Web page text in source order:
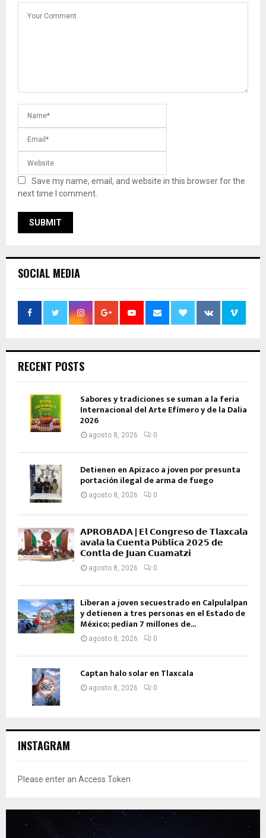
Save my name, email, and website in this browser for the
next time I comment.
SOCIAL MEDIA
RECENT POSTS
Sabores y tradiciones se suman a la feria
Internacional del Arte Efímero y de la Dalia
2026
agosto 8, 2026 0
Detienen en Apizaco a joven por presunta
portación ilegal de arma de fuego
agosto 8, 2026 0
𝗔𝗣𝗥𝗢𝗕𝗔𝗗𝗔 | 𝗘𝗹 𝗖𝗼𝗻𝗴𝗿𝗲𝘀𝗼 𝗱𝗲 𝗧𝗹𝗮𝘅𝗰𝗮𝗹𝗮
𝗮𝘃𝗮𝗹𝗮 𝗹𝗮 𝗖𝘂𝗲𝗻𝘁𝗮 𝗣ú𝗯𝗹𝗶𝗰𝗮 𝟮𝟬𝟮𝟱 𝗱𝗲
𝗖𝗼𝗻𝘁𝗹𝗮 𝗱𝗲 𝗝𝘂𝗮𝗻 𝗖𝘂𝗮𝗺𝗮𝘁𝘇𝗶
agosto 8, 2026 0
Liberan a joven secuestrado en Calpulalpan
y detienen a tres personas en el Estado de
México; pedían 7 millones de...
agosto 8, 2026 0
Captan halo solar en Tlaxcala
agosto 8, 2026 0
INSTAGRAM
Please enter an Access Token